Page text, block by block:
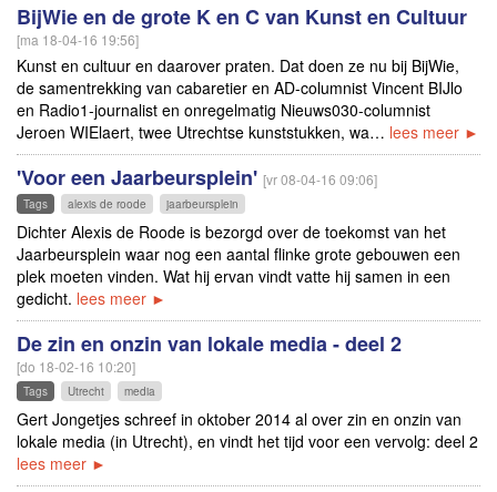
BijWie en de grote K en C van Kunst en Cultuur
[ma 18-04-16 19:56]
Kunst en cultuur en daarover praten. Dat doen ze nu bij BijWie,
de samentrekking van cabaretier en AD-columnist Vincent BIJlo
en Radio1-journalist en onregelmatig Nieuws030-columnist
Jeroen WIElaert, twee Utrechtse kunststukken, wa… lees meer ►
'Voor een Jaarbeursplein' [vr 08-04-16 09:06]
Tags alexis de roode jaarbeursplein
Dichter Alexis de Roode is bezorgd over de toekomst van het
Jaarbeursplein waar nog een aantal flinke grote gebouwen een
plek moeten vinden. Wat hij ervan vindt vatte hij samen in een
gedicht. lees meer ►
De zin en onzin van lokale media - deel 2
[do 18-02-16 10:20]
Tags Utrecht media
Gert Jongetjes schreef in oktober 2014 al over zin en onzin van
lokale media (in Utrecht), en vindt het tijd voor een vervolg: deel 2
lees meer ►